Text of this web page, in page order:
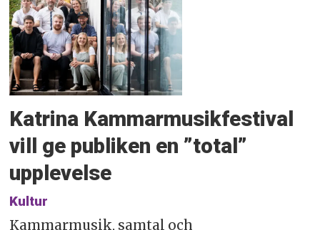
Katrina Kammarmusikfestival
vill ge publiken en ”total”
upplevelse
Kultur
Kammarmusik, samtal och